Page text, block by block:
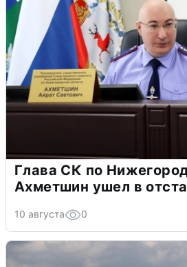
Глава СК по
Ахметшин ушел в
10 августа 0